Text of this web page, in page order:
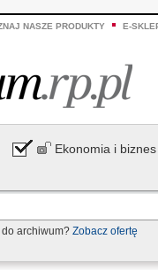
NASZE PRODUKTY E-
Ekonomia i biznes
archiwum? Zobacz ofertę